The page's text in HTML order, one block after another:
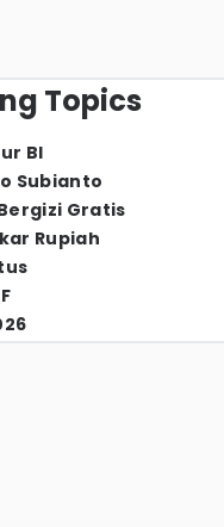
Topics
BI
Subianto
Gratis
Rupiah